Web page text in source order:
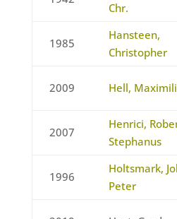
Chr.
1985
Hansteen,
Christopher
2009 Hell,
2007
Henrici,
Stephanus
1996
Holtsmark,
Peter